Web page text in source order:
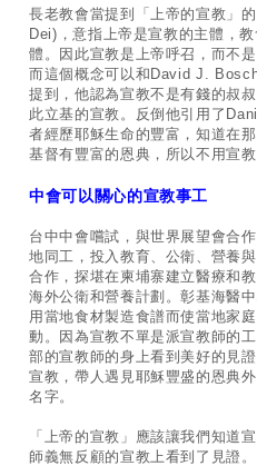
長老教會當提到「上帝的宣教」
Dei)，意指上帝是宣教的主體，
體。因此宣教是上帝呼召，而不
而這個概念可以和David J.
提到，他認為宣教不是有錢的叔
此立基的宣教。反倒他引用了
者經歷耶穌生命的豐富，知道在
基督有豐富的恩典，所以不用宣
中會可以關心的宣教事工
台中中會嚐試，與世界展望會合
地同工，投入教育、公衛、營養
合作，探堪在柬埔寨建立醫療和
海外公衛和營養計劃。彰基海醫
用當地食材製造食譜而使當地家
動。因為宣教不單是派宣教師的
部的宣教師的身上看到美好的見
宣教，帶人遇見耶穌豐盛的恩典
名字。
「上帝的宣教」應該讓我們知道
師義無反顧的宣教上看到了見證